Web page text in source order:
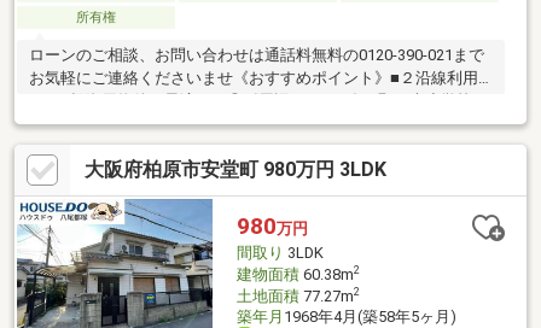
所有権
ローンのご相談、お問い合わせは通話料無料の0120-390-021まで
お気軽にご連絡くださいませ《おすすめポイント》■２沿線利用
徒歩約11分(約833ｍ)●堅下南中学校 徒歩約12分(約960ｍ)【お客
様へ】当社では諸事情によりインターネットに掲載されていない
物件も多数取り扱っておりますお気軽にお問い合わせくださいま
せ
大阪府柏原市安堂町 980万円 3LDK
980万円
間取り 3LDK
建物面積60.38m2
土地面積77.27m2
築年月 1968年4月(築58年5ヶ月)